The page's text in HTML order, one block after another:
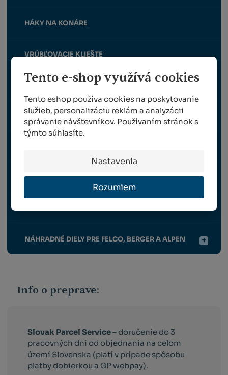
Tento e-shop využívá cookies
Tento eshop používa cookies na poskytovanie
služieb, personalizáciu reklám a analyzácii
správanie návštevníkov. Používaním stránok s
týmto súhlasíte.
Nastavenia
Rozumiem
HÁKY NA KONÁRE
VRÚBĽOVACIE KLIEŠTE
ZBERAČE JABĹK A ORECHOV
BRÚSKY
MAZACIE TUKY A SPREJE
NÁHRADNÉ DIELY PRE FELCO, BERGER A ALPEN
Info o preprave:
Slovak Parcel Service – doručenie do 3
pracovných dni od objednania na celom
území Slovenska (platí v prípade spôsobu
platby dobierkou a GP webpay).